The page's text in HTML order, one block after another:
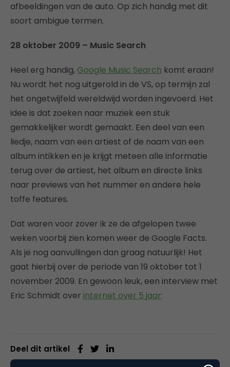
afbeeldingen van de auto. Op zich handig met dit
soort ambigue termen.
28 oktober 2009 – Music Search
Heel erg handig, Google Music Search komt eraan!
Nu wordt het nog uitgerold in de VS, op termijn zal
het ongetwijfeld wereldwijd worden ingevoerd. Het
idee is dat zoeken naar muziek een stuk
gemakkelijker wordt gemaakt. Een deel van een
liedje, naam van een artiest of de naam van een
album intikken en je krijgt meteen alle informatie
terug over de artiest, het album en directe links
naar previews van het nummer en andere hele
toffe features.
Dat waren voor zover ik ze de afgelopen twee
weken voorbij zien komen weer de Google Facts.
Als je nog aanvullingen dan graag natuurlijk! Het
gaat hierbij over de periode van 19 oktober tot 1
november 2009. En gewoon leuk, een interview met
Eric Schmidt over internet over 5 jaar:
Deel dit artikel